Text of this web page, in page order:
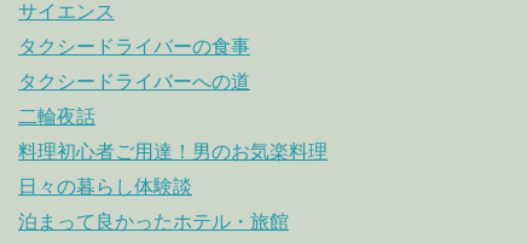
サイエンス
タクシードライバーの食事
タクシードライバーへの道
二輪夜話
料理初心者ご用達！男のお気楽料理
日々の暮らし体験談
泊まって良かったホテル・旅館